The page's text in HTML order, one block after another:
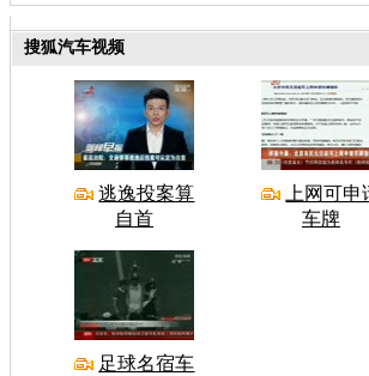
搜狐汽车视频
逃逸投案算
自首
上网可申
车牌
足球名宿车